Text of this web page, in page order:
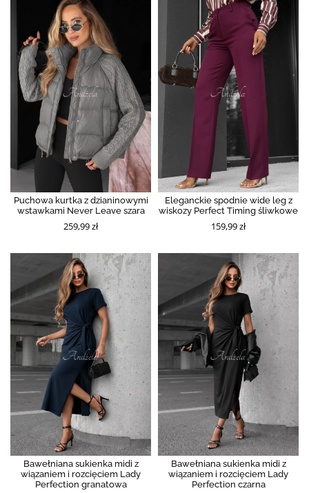
Puchowa kurtka z dzianinowymi
wstawkami Never Leave szara
259,99 zł
Eleganckie spodnie wide leg z
wiskozy Perfect Timing śliwkowe
159,99 zł
Bawełniana sukienka midi z
wiązaniem i rozcięciem Lady
Perfection granatowa
Bawełniana sukienka midi z
wiązaniem i rozcięciem Lady
Perfection czarna